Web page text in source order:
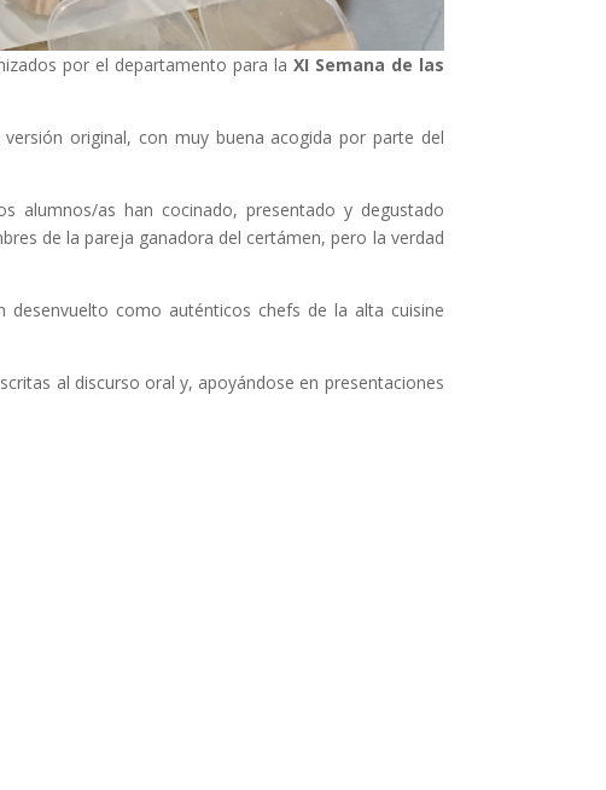
por el departamento para la XI Semana de las
original, con muy buena acogida por parte del
alumnos/as han cocinado, presentado y degustado
de la pareja ganadora del certámen, pero la verdad
desenvuelto como auténticos chefs de la alta cuisine
al discurso oral y, apoyándose en presentaciones